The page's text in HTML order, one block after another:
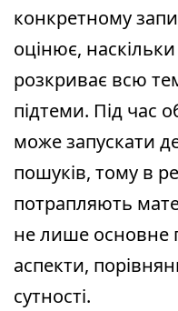
конкретному
оцінює,
розкриває всю
підтеми. Під час
може запускати
пошуків, тому в
потрапляють
не лише основне
аспекти,
сутності.